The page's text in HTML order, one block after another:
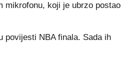
mikrofonu, koji je ubrzo postao
povijesti NBA finala. Sada ih